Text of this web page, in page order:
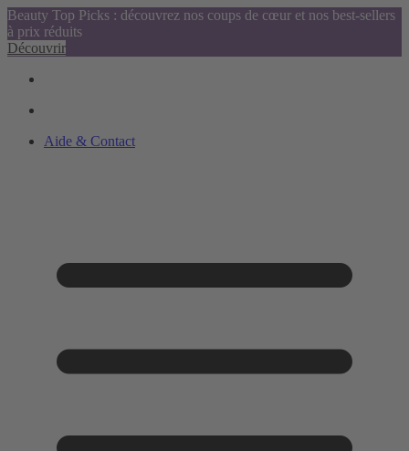
Beauty Top Picks : découvrez nos coups de cœur et nos best-sellers
à prix réduits
Découvrir
Aide & Contact